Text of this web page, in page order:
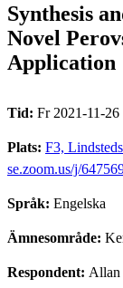
Synthesis
Novel
Application
Tid: Fr 2021-11-
Plats: F3,
se.zoom.us/j/
Språk: Engelska
Ämnesområde:
Respondent: Allan